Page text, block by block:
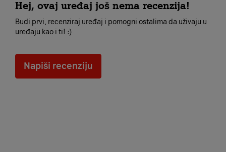
Hej, ovaj uređaj još nema recenzija!
Budi prvi, recenziraj uređaj i pomogni ostalima da uživaju u
uređaju kao i ti! :)
Napiši recenziju